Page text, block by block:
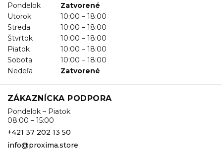
Pondelok
Zatvorené
Utorok
10:00 – 18:00
Streda
10:00 – 18:00
Štvrtok
10:00 – 18:00
Piatok
10:00 – 18:00
Sobota
10:00 – 18:00
Nedeľa
Zatvorené
ZÁKAZNÍCKA PODPORA
Pondelok – Piatok
08:00 – 15:00
+421 37 202 13 50
info@proxima.store